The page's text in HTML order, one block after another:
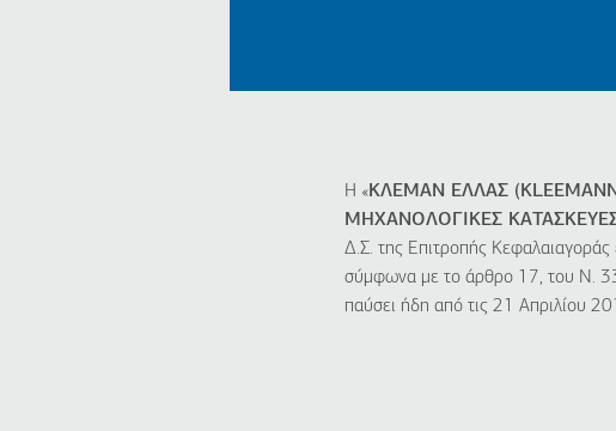
Η «ΚΛΕΜΑΝ ΕΛΛΑΣ
ΜΗΧΑΝΟΛΟΓΙΚΕΣ
Δ.Σ. της Επιτροπής Κεφαλαιαγοράς
σύμφωνα με το άρθρο 17, του Ν.
παύσει ήδη από τις 21 Απριλίου